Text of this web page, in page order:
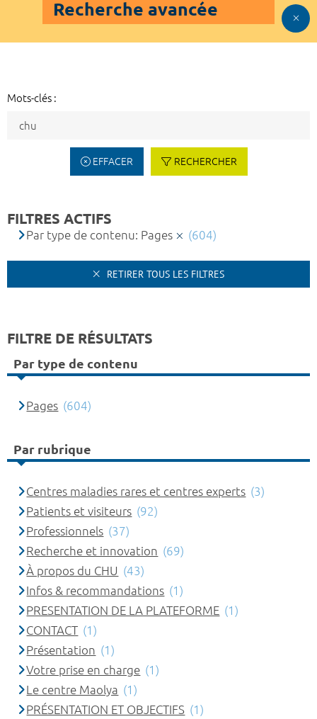
Recherche avancée
Mots-clés :
EFFACER RECHERCHER
FILTRES ACTIFS
Par type de contenu: Pages (604)
RETIRER TOUS LES FILTRES
FILTRE DE RÉSULTATS
Par type de contenu
Pages (604)
Par rubrique
Centres maladies rares et centres experts (3)
Patients et visiteurs (92)
Professionnels (37)
Recherche et innovation (69)
À propos du CHU (43)
Infos & recommandations (1)
PRESENTATION DE LA PLATEFORME (1)
CONTACT (1)
Présentation (1)
Votre prise en charge (1)
Le centre Maolya (1)
PRÉSENTATION ET OBJECTIFS (1)